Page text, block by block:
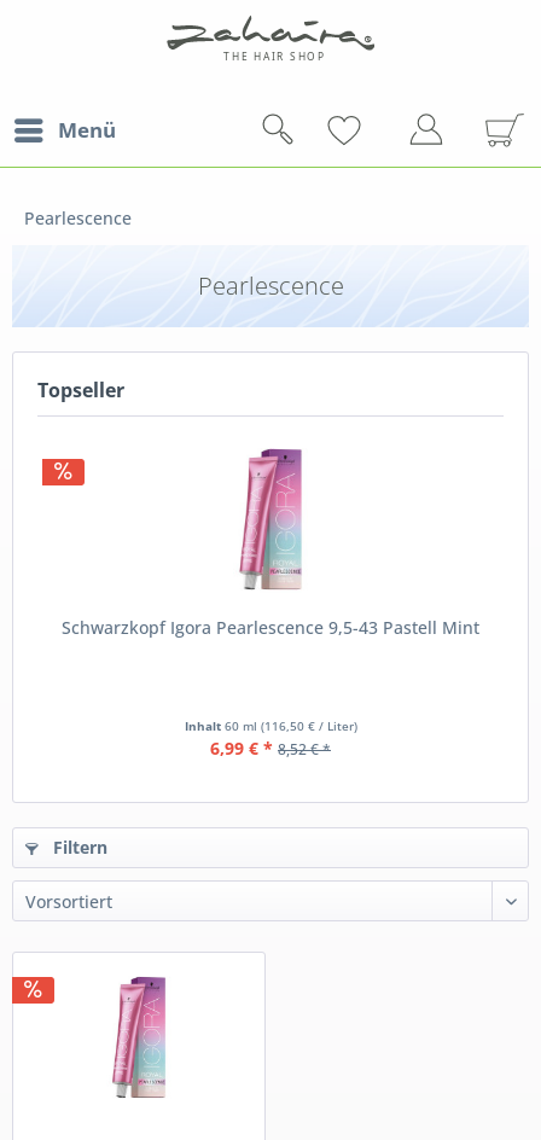
Menü
Pearlescence
Pearlescence
Topseller
Schwarzkopf Igora Pearlescence 9,5-43 Pastell Mint
Inhalt 60 ml (116,50 € / Liter)
6,99 € * 8,52 € *
Filtern